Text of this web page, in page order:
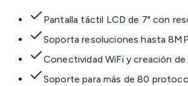
Pantalla táctil LCD de 7" con
Soporta resoluciones hasta
Conectividad WiFi y creación
Soporte para más de 80